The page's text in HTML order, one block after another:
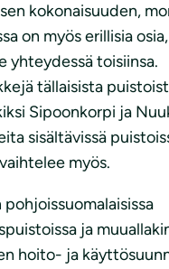
kokonaisuuden,
on myös erillisia
yhteydessä toisiinsa.
tällaisista
Sipoonkorpi ja
sisältävissä
myös.
pohjoissuomalaisissa
ja
hoito- ja